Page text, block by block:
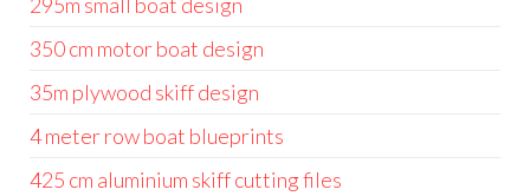
350 cm motor boat design
35m plywood skiff design
4 meter row boat blueprints
425 cm aluminium skiff cutting files